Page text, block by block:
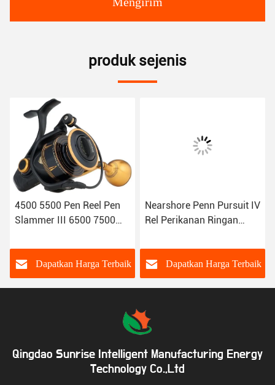
produk sejenis
4500 5500 Pen Reel Pen
Slammer III 6500 7500
Dapatkan Harga Terbaik
Nearshore Penn Pursuit IV
Rel Perikanan Ringan
Graphite Body
Dapatkan Harga Terbaik
Qingdao Sunrise Intelligent Manufacturing Energy
Technology Co.,Ltd